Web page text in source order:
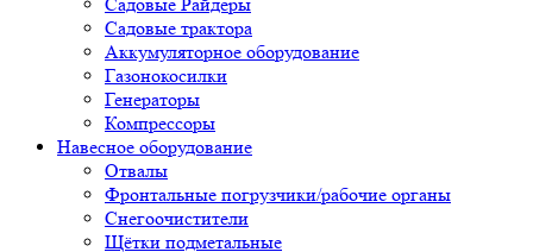
Садовые трактора
Аккумуляторное оборудование
Газонокосилки
Генераторы
Компрессоры
Навесное оборудование
Отвалы
Фронтальные погрузчики/рабочие органы
Снегоочистители
Щётки подметальные